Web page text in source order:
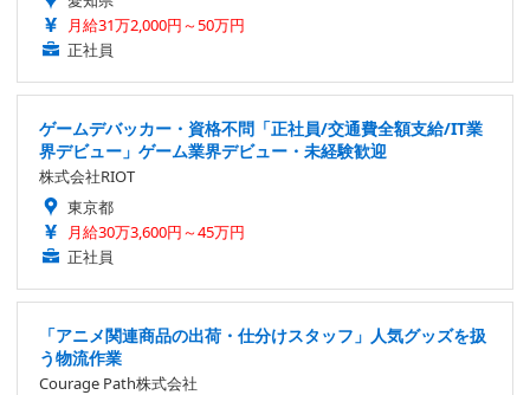
月給31万2,000円～50万円
正社員
ゲームデバッカー・資格不問「正社員/交通費全額支給/IT業
界デビュー」ゲーム業界デビュー・未経験歓迎
株式会社RIOT
東京都
月給30万3,600円～45万円
正社員
「アニメ関連商品の出荷・仕分けスタッフ」人気グッズを扱
う物流作業
Courage Path株式会社